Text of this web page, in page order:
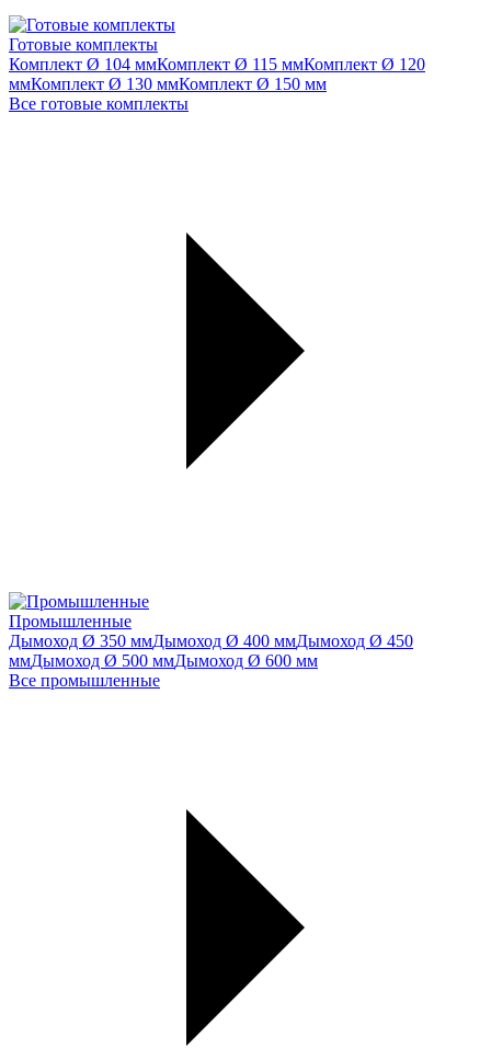
Готовые комплекты
Комплект Ø 104 ммКомплект Ø 115 ммКомплект Ø 120
ммКомплект Ø 130 ммКомплект Ø 150 мм
Все готовые комплекты
Промышленные
Дымоход Ø 350 ммДымоход Ø 400 ммДымоход Ø 450
ммДымоход Ø 500 ммДымоход Ø 600 мм
Все промышленные